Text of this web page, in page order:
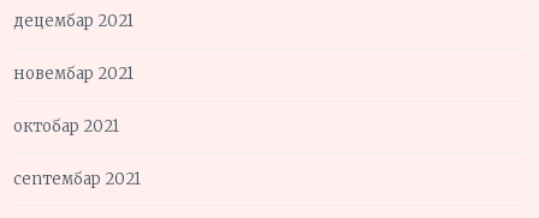
децембар 2021
новембар 2021
октобар 2021
септембар 2021